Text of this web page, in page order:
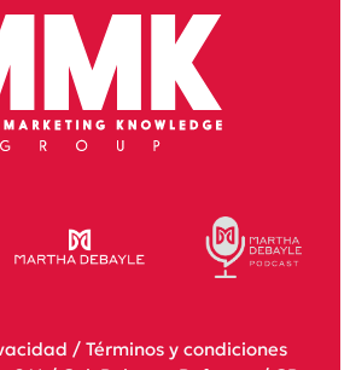
/ Términos y condiciones